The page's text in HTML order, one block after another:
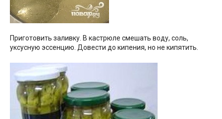
Приготовить заливку. В кастрюле смешать воду, соль,
уксусную эссенцию. Довести до кипения, но не кипятить.